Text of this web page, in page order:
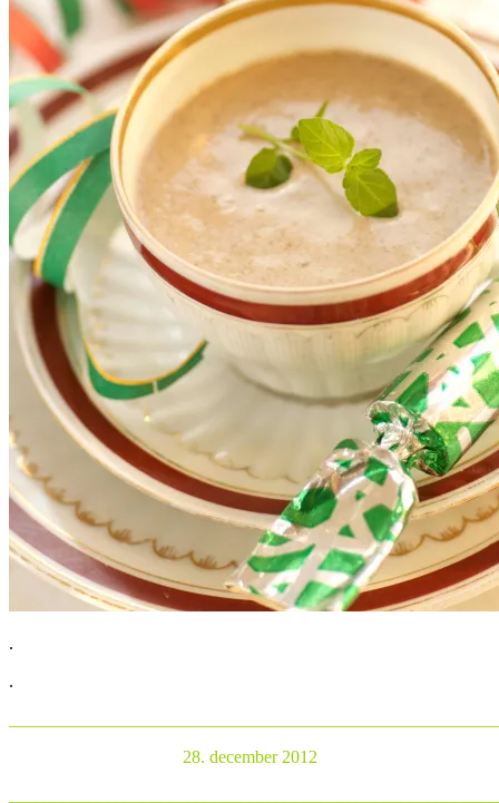
.
.
28. december 2012